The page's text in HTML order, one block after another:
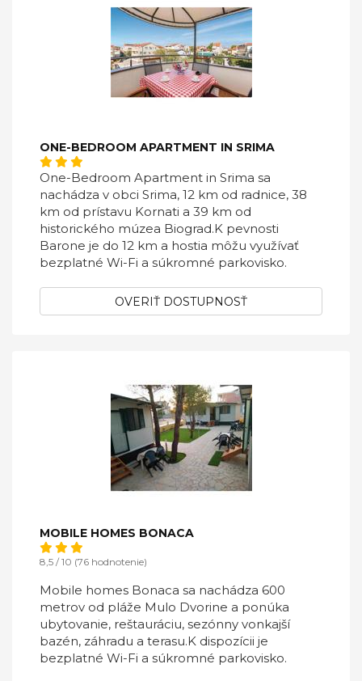
ONE-BEDROOM APARTMENT IN SRIMA
One-Bedroom Apartment in Srima sa
nachádza v obci Srima, 12 km od radnice, 38
km od prístavu Kornati a 39 km od
historického múzea Biograd.K pevnosti
Barone je do 12 km a hostia môžu využívať
bezplatné Wi-Fi a súkromné ​​parkovisko.
OVERIŤ DOSTUPNOSŤ
MOBILE HOMES BONACA
8,5 / 10 (76 hodnotenie)
Mobile homes Bonaca sa nachádza 600
metrov od pláže Mulo Dvorine a ponúka
ubytovanie, reštauráciu, sezónny vonkajší
bazén, záhradu a terasu.K dispozícii je
bezplatné Wi-Fi a súkromné ​​parkovisko.